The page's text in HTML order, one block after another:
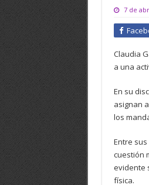
7 de
Claudia
a una
En su
asignan
los
Entre
cuestión
evidente
física.